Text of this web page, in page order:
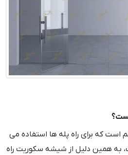
که برای راه پله ها استفاده می
به همین دلیل از شیشه سکوریت راه